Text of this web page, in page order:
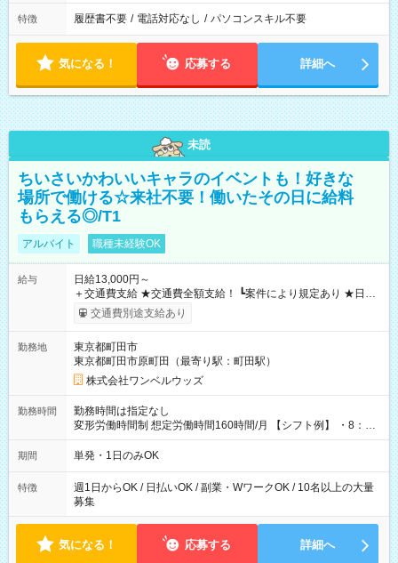
特徴 履歴書不要 / 電話対応なし / パソコンスキル不要
気になる！ 応募する 詳細へ
未読
ちいさいかわいいキャラのイベントも！好きな
場所で働ける☆来社不要！働いたその日に給料
もらえる◎/T1
アルバイト 職種未経験OK
給与
日給13,000円～
＋交通費支給 ★交通費全額支給！ ┗案件により規定あり ★日払
いOK！（規定あり） ┗働いたその日に現金GET♪ お仕事後はコ
ンビニATMから 日払い分を引き落とせます！ 【試用期間】試
交通費別途支給あり
勤務地
東京都町田市
東京都町田市原町田（最寄り駅：町田駅）
株式会社ワンベルウッズ
勤務時間
勤務時間は指定なし
変形労働時間制 想定労働時間160時間/月 【シフト例】 ・8：00
～21：00
期間 単発・1日のみOK
特徴
週1日からOK / 日払いOK / 副業・WワークOK / 10名以上の大量
募集
気になる！ 応募する 詳細へ